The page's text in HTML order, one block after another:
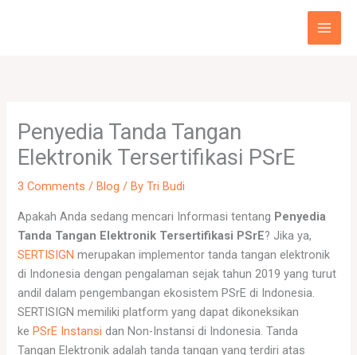
Penyedia Tanda Tangan
Elektronik Tersertifikasi PSrE
3 Comments /Blog / ByTri Budi
Apakah Anda sedang mencari Informasi tentang Penyedia
Tanda Tangan Elektronik Tersertifikasi PSrE? Jika ya,
SERTISIGN merupakan implementor tanda tangan elektronik
di Indonesia dengan pengalaman sejak tahun 2019 yang turut
andil dalam pengembangan ekosistem PSrE di Indonesia.
SERTISIGN memiliki platform yang dapat dikoneksikan
kePSrE Instansi dan Non-Instansi di Indonesia. Tanda
Tangan Elektronik adalah tanda tangan yang terdiri atas